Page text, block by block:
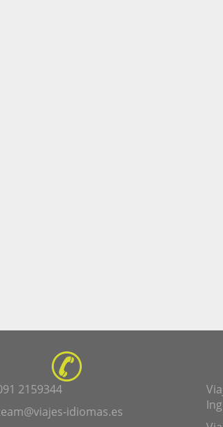
2159344
idiomas.es